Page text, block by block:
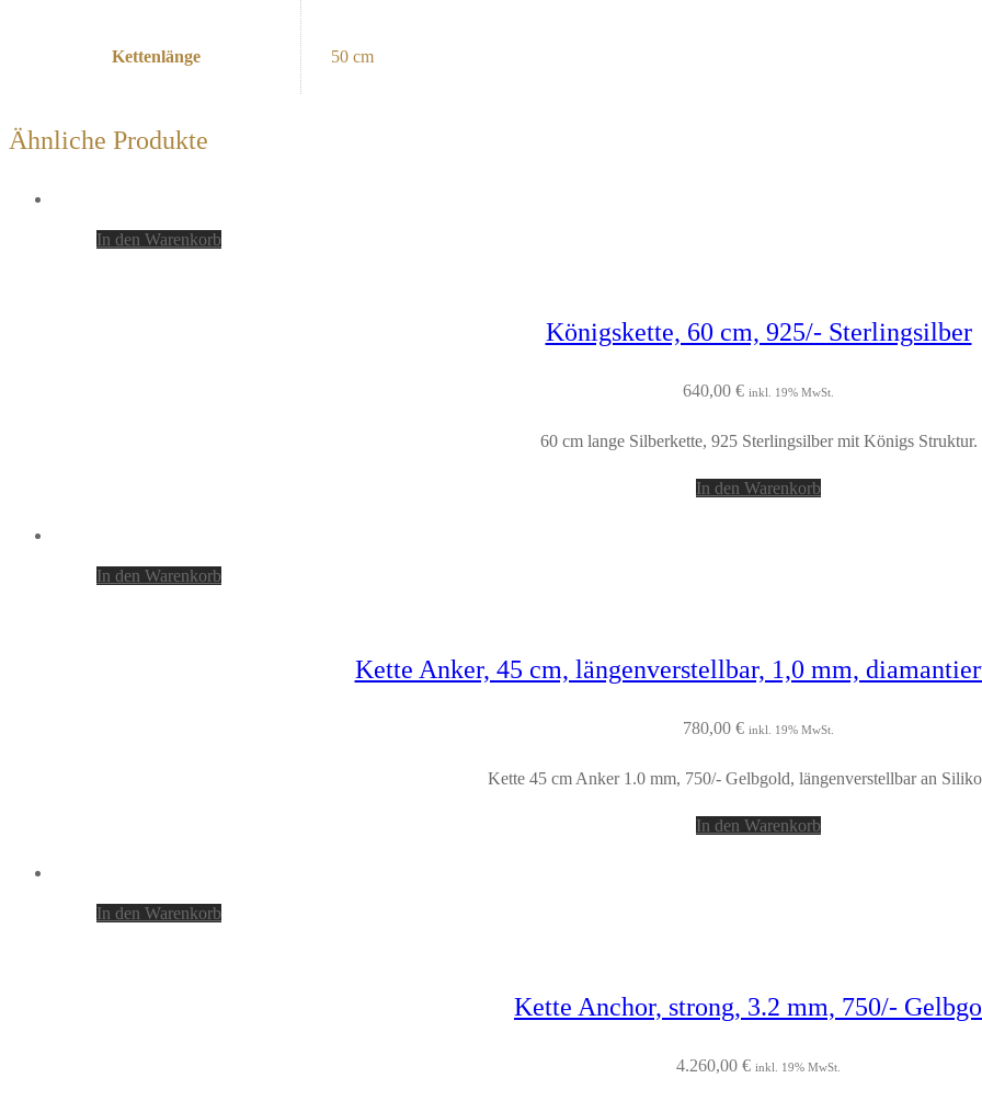
Kettenlänge 50 cm
Ähnliche Produkte
In den Warenkorb
Königskette, 60 cm, 925/- Sterlingsilber
640,00 € inkl. 19% MwSt.
60 cm lange Silberkette, 925 Sterlingsilber mit Königs Struktur.
In den Warenkorb
In den Warenkorb
Kette Anker, 45 cm, längenverstellbar, 1,0 mm,
780,00 € inkl. 19% MwSt.
Kette 45 cm Anker 1.0 mm, 750/- Gelbgold, längenverstellbar an
In den Warenkorb
In den Warenkorb
Kette Anchor, strong, 3.2 mm, 750/-
4.260,00 € inkl. 19% MwSt.